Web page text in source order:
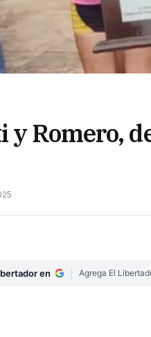
y Romero,
en Agrega El